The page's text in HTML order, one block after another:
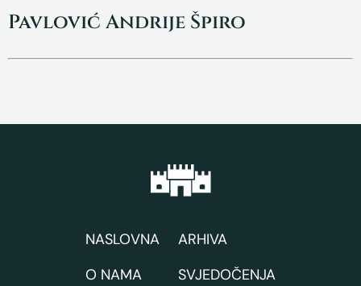
Pavlović Andrije Špiro
NASLOVNA
O NAMA
ARHIVA
SVJEDOČENJA